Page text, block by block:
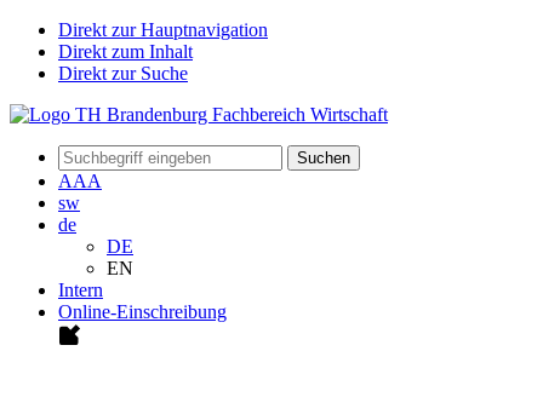
Direkt zur Hauptnavigation
Direkt zum Inhalt
Direkt zur Suche
Suchen
AAA
sw
de
DE
EN
Intern
Online-Einschreibung